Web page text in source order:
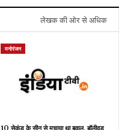
लेखक की ओर से अधिक
मनोरंजन
10 सेकंड के सीन से मचाया था बवाल, बॉलीवुड